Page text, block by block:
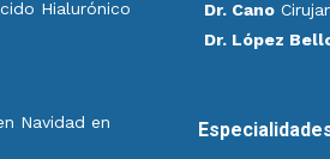
Hialurónico
Navidad en
Dr. Cano
Dr. López